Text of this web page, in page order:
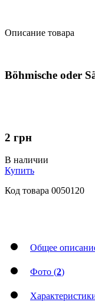
Описание товара
Böhmische oder
2 грн
В наличии
Купить
Код товара 0050120
Общее
Фото (2)